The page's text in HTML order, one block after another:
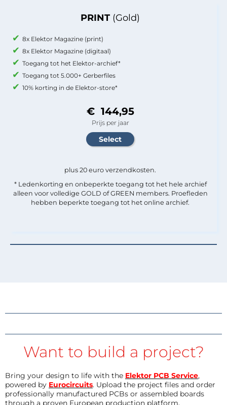
PRINT (Gold)
8x Elektor Magazine (print)
8x Elektor Magazine (digitaal)
Toegang tot het Elektor-archief*
Toegang tot 5.000+ Gerberfiles
10% korting in de Elektor-store*
€ 144,95
Prijs per jaar
plus 20 euro verzendkosten.
* Ledenkorting en onbeperkte toegang tot het hele archief
alleen voor volledige GOLD of GREEN members. Proefleden
hebben beperkte toegang tot het online archief.
Want to build a project?
Bring your design to life with the Elektor PCB Service,
powered by Eurocircuits. Upload the project files and order
professionally manufactured PCBs or assembled boards
through a proven European production platform.